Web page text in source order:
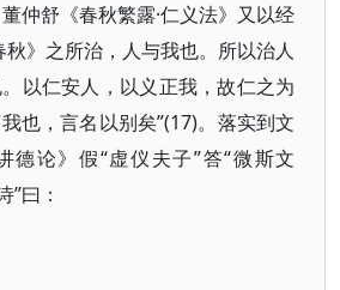
仲舒《春秋繁露·仁义法》又以经
秋》之所治，人与我也。所以治人
以仁安人，以义正我，故仁之为
也，言名以别矣”(17)。落实到文
德论》假“虚仪夫子”答“微斯文
”曰：